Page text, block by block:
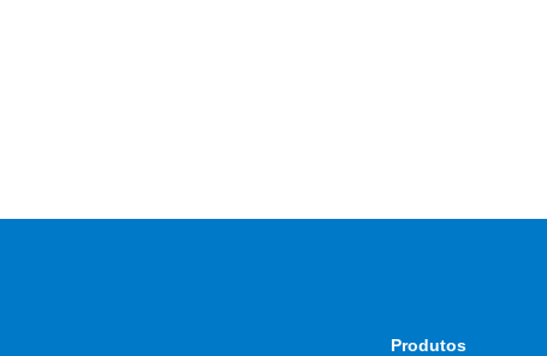
Produtos